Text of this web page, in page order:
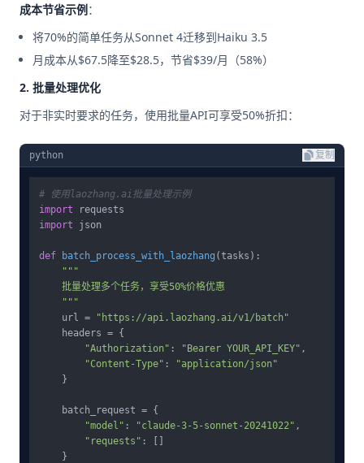
成本节省示例：
将70%的简单任务从Sonnet 4迁移到Haiku 3.5
月成本从$67.5降至$28.5，节省$39/月（58%）
2. 批量处理优化
对于非实时要求的任务，使用批量API可享受50%折扣：
python 复制
# 使用laozhang.ai批量处理示例
import
import json
def batch_process_with_laozhang (tasks ):
"""
    批量处理多个任务，享受50%价格优惠
    """
    url =
"https://api.laozhang.ai/v1/batch"
    headers = {
"Authorization" : "Bearer YOUR_API_KEY" ,
"Content-Type" :
"application/json"
    }
    batch_request = {
"model" : "claude-3-5-sonnet-20241022" ,
"requests" : []
    }